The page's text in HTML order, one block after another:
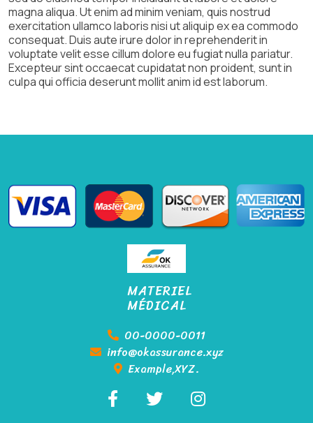
magna aliqua. Ut enim ad minim veniam, quis nostrud
exercitation ullamco laboris nisi ut aliquip ex ea commodo
consequat. Duis aute irure dolor in reprehenderit in
voluptate velit esse cillum dolore eu fugiat nulla pariatur.
Excepteur sint occaecat cupidatat non proident, sunt in
culpa qui officia deserunt mollit anim id est laborum.
MATERIEL
MÉDICAL
00-0000-0011
info@okassurance.xyz
Example,XYZ.